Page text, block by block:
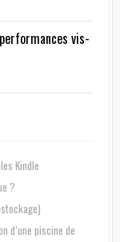
vis-
Kindle
?
d’une piscine de